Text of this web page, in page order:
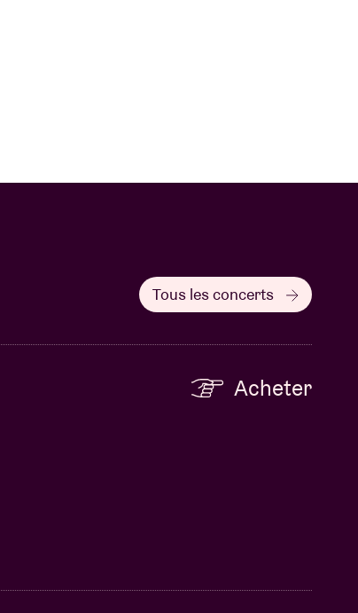
Tous les concerts
Acheter